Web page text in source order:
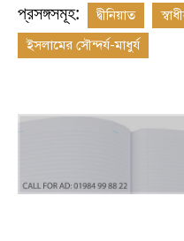
প্রসঙ্গসমূহ: দ্বীনিয়াত
ইসলামের সৌন্দর্য-মাধুর্য